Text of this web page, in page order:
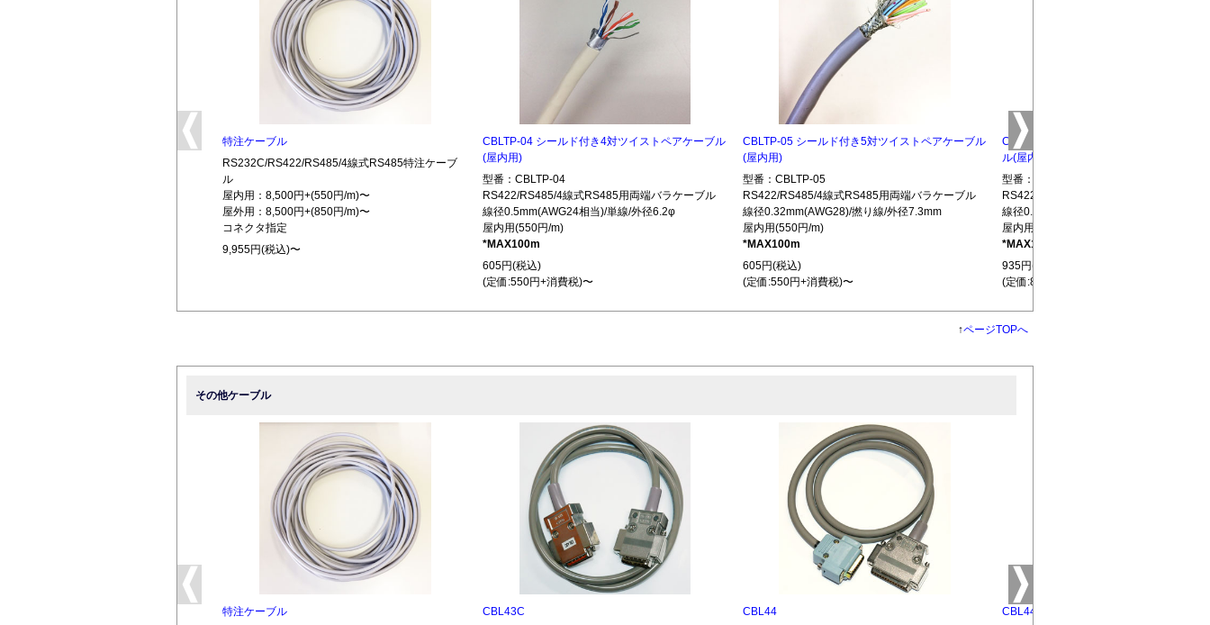
特注ケーブル
RS232C/RS422/RS485/4線式RS485特注ケーブ
ル
屋内用：8,500円+(550円/m)〜
屋外用：8,500円+(850円/m)〜
コネクタ指定
9,955円(税込)〜
CBLTP-04 シールド付き4対ツイストペアケーブル
(屋内用)
型番：CBLTP-04
RS422/RS485/4線式RS485用両端バラケーブル
線径0.5mm(AWG24相当)/単線/外径6.2φ
屋内用(550円/m)
*MAX100m
605円(税込)
(定価:550円+消費税)〜
CBLTP-05 シールド付き5対ツイストペアケーブル
(屋内用)
型番：CBLTP-05
RS422/RS485/4線式RS485用両端バラケーブル
線径0.32mm(AWG28)/撚り線/外径7.3mm
屋内用(550円/m)
*MAX100m
605円(税込)
(定価:550円+消費税)〜
CBLTP-10 シールド付き10対ツイストペ
ル(屋内用)
型番：CBLTP-10
RS422/RS485/4線式RS485用両端バラケ
線径0.32mm(AWG28)/撚り線/外径12.7mm
屋内用(850円/m)
*MAX100m
935円(税込)
(定価:850円+消費税)〜
↑ページTOPへ
その他ケーブル
特注ケーブル
CBL43C
CBL44
CBL44P